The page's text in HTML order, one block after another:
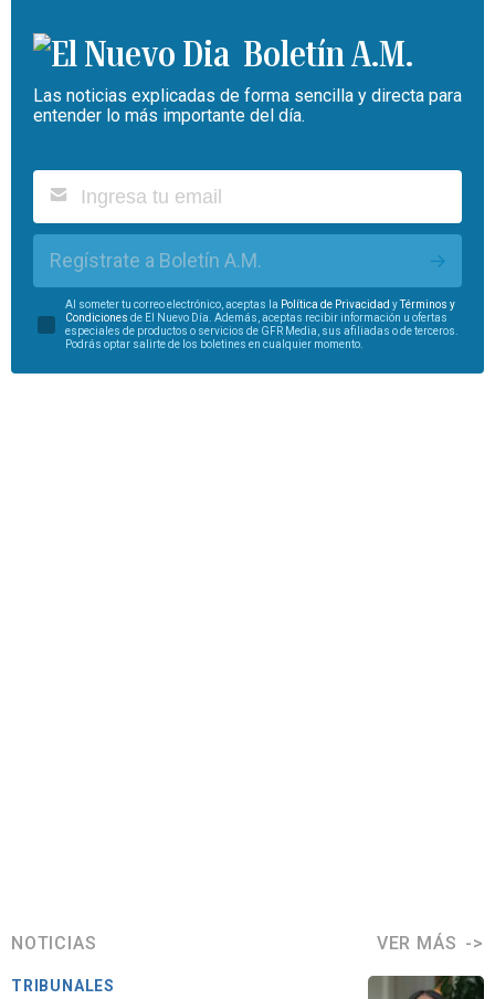
Boletín A.M.
Las noticias explicadas de forma sencilla y directa para
entender lo más importante del día.
Regístrate a Boletín A.M.
Al someter tu correo electrónico, aceptas la Política de Privacidad yTérminos y
Condiciones de El Nuevo Día. Además, aceptas recibir información u ofertas
especiales de productos o servicios de GFR Media, sus afiliadas o de terceros.
Podrás optar salirte de los boletines en cualquier momento.
NOTICIAS VER MÁS
TRIBUNALES